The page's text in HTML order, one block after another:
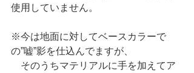
使用していません。
※今は地面に対してベースカラーで
の”嘘”影を仕込んでますが、
そのうちマテリアルに手を加えてア